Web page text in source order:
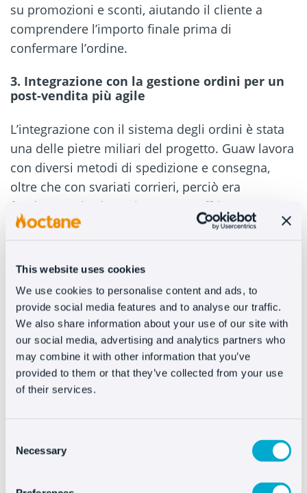
This website uses cookies
We use cookies to personalise content and ads, to
provide social media features and to analyse our traffic.
We also share information about your use of our site with
our social media, advertising and analytics partners who
may combine it with other information that you’ve
provided to them or that they’ve collected from your use
of their services.
Selection
Necessary
su promozioni e sconti, aiutando il cliente a
comprendere l’importo finale prima di
confermare l’ordine.
3. Integrazione con la gestione ordini per un
post-vendita più agile
L’integrazione con il sistema degli ordini è stata
una delle pietre miliari del progetto. Guaw lavora
con diversi metodi di spedizione e consegna,
oltre che con svariati corrieri, perciò era
fondamentale che Gaia potesse offrire
informazioni precise e utili sullo stato degli
Quando il cliente si identifica, Gaia può offrire
un’assistenza contestualizzata a partire dalle
informazioni disponibili, sempre nel rispetto
della privacy e utilizzando unicamente i dati
necessari per migliorare il servizio.
Ciò consente all’utente di ricevere aggiornamenti
operatore per le richieste di routine. Il vantaggio
principale risiede nella qualità del servizio: il
cliente ottiene una risposta immediata, senza